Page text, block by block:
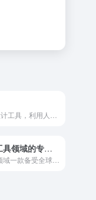
万相营造 — AI图像工具领域的专业 AI 工具